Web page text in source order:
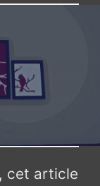
cet article